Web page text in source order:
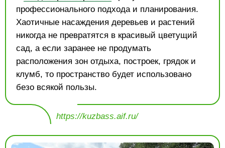
профессионального подхода и планирования.
Хаотичные насаждения деревьев и растений
никогда не превратятся в красивый цветущий
сад, а если заранее не продумать
расположения зон отдыха, построек, грядок и
клумб, то пространство будет использовано
безо всякой пользы.
https://kuzbass.aif.ru/